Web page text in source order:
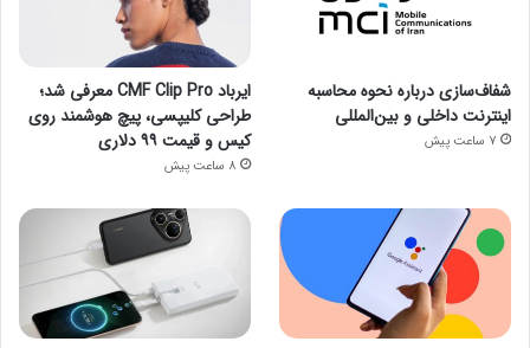
شفاف‌سازی درباره نحوه محاسبه
اینترنت داخلی و بین‌المللی
7 ساعت پیش
ایرباد CMF Clip Pro معرفی شد؛
طراحی کلیپسی، پیچ هوشمند روی
کیس و قیمت ۹۹ دلاری
8 ساعت پیش